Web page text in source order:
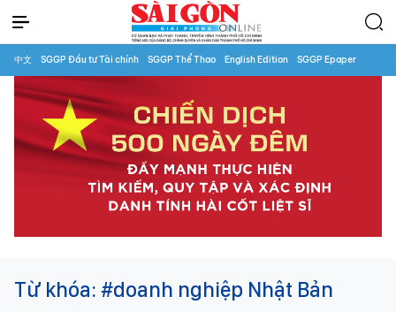
中文 SGGP Đầu tư Tài chính SGGP Thể Thao English Edition SGGP Epaper
Từ khóa: #doanh nghiệp Nhật Bản